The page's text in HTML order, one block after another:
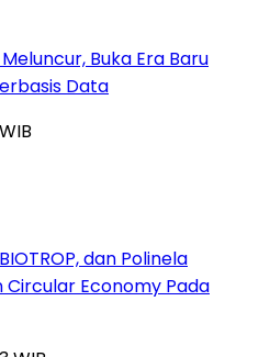
Buka Era Baru
Data
dan Polinela
Economy Pada